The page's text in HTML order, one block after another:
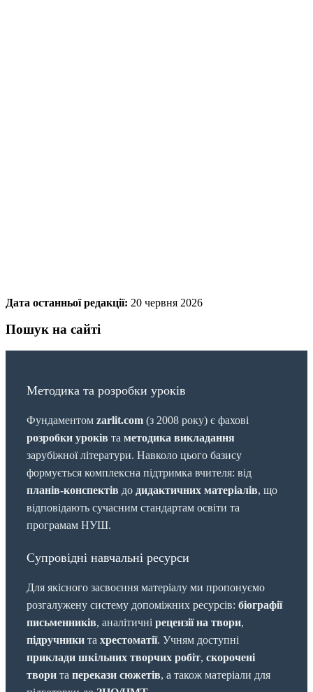
Дата останньої редакції: 20 червня 2026
Пошук на сайті
Методика та розробки уроків
Фундаментом zarlit.com (з 2008 року) є фахові
розробки уроків та методика викладання
зарубіжної літератури. Навколо цього базису
формується комплексна підтримка вчителя: від
планів-конспектів до дидактичних матеріалів, що
відповідають сучасним стандартам освіти та
програмам НУШ.
Супровідні навчальні ресурси
Для якісного засвоєння матеріалу ми пропонуємо
розгалужену систему допоміжних ресурсів: біографії
письменників, аналітичні рецензії на твори,
підручники та хрестоматії. Учням доступні
приклади шкільних творчих робіт, скорочені
твори та перекази сюжетів, а також матеріали для